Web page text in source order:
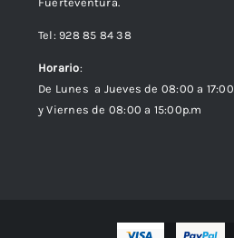
Tel: 928 85 84 38
Horario:
De Lunes a Jueves de 08:00 a 17:00
y Viernes de 08:00 a 15:00p.m